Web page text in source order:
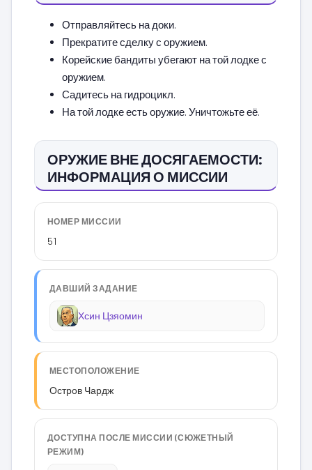
Отправляйтесь на доки.
Прекратите сделку с оружием.
Корейские бандиты убегают на той лодке с
оружием.
Садитесь на гидроцикл.
На той лодке есть оружие. Уничтожьте её.
ОРУЖИЕ ВНЕ ДОСЯГАЕМОСТИ:
ИНФОРМАЦИЯ О МИССИИ
НОМЕР МИССИИ
51
ДАВШИЙ ЗАДАНИЕ
Хсин Цзяомин
МЕСТОПОЛОЖЕНИЕ
Остров Чардж
ДОСТУПНА ПОСЛЕ МИССИИ (СЮЖЕТНЫЙ
РЕЖИМ)